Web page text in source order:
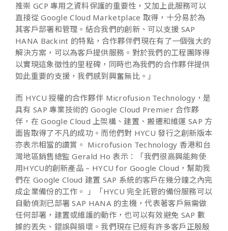
推崇 GCP 專用之資料保護的重要性，又加上此服務可以
直接從 Google Cloud Marketplace 取得，十分易於為
其客戶部署和管理。結合我們的創新、可以支援 SAP
HANA Backint 的特點，合作夥伴們現在有了一個強大的
解決方案，可以為客戶提供服務。對於我們的工程團隊得
以實現這象徵性的里程碑，同時也為我們的合作夥伴提供
如此重要的支援，我們感到興奮無比。」
而 HYCU 授權的合作夥伴 Microfusion Technology，是
具有 SAP 專業技術的 Google Cloud Premier 合作夥
伴，在 Google Cloud 上架構、建置、搬遷和維運 SAP 方
面皆取得了不凡的成功。而他們對 HYCU 發行之創新版本
亦表示相當的讚賞。 Microfusion Technology 香港和台
灣地區銷售總監 Gerald Ho 表示：「我們很高興能夠使
用HYCU的創新產品 – HYCU for Google Cloud，幫助我
們在 Google Cloud 建置 SAP 系統的客戶在幾分鐘之內完
成企業備份的工作。 」「HYCU 完全託管的備份服務可以
自動偵測已部署 SAP HANA 的主機，代表著客戶無需做
任何部署，建置或維護的動作，也可以有效避免 SAP 數
據的丟失、錯誤與損壞。我們現在已經有許多客戶正殷殷